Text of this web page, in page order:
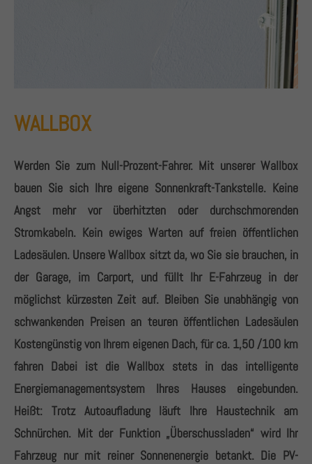
WALLBOX
Werden Sie zum Null-Prozent-Fahrer. Mit unserer Wallbox
bauen Sie sich Ihre eigene Sonnenkraft-Tankstelle. Keine
Angst mehr vor überhitzten oder durchschmorenden
Stromkabeln. Kein ewiges Warten auf freien öffentlichen
Ladesäulen. Unsere Wallbox sitzt da, wo Sie sie brauchen, in
der Garage, im Carport, und füllt Ihr E-Fahrzeug in der
möglichst kürzesten Zeit auf. Bleiben Sie unabhängig von
schwankenden Preisen an teuren öffentlichen Ladesäulen
Kostengünstig von Ihrem eigenen Dach, für ca. 1,50 /100 km
fahren Dabei ist die Wallbox stets in das intelligente
Energiemanagementsystem Ihres Hauses eingebunden.
Heißt: Trotz Autoaufladung läuft Ihre Haustechnik am
Schnürchen. Mit der Funktion „Überschussladen“ wird Ihr
Fahrzeug nur mit reiner Sonnenenergie betankt. Die PV-